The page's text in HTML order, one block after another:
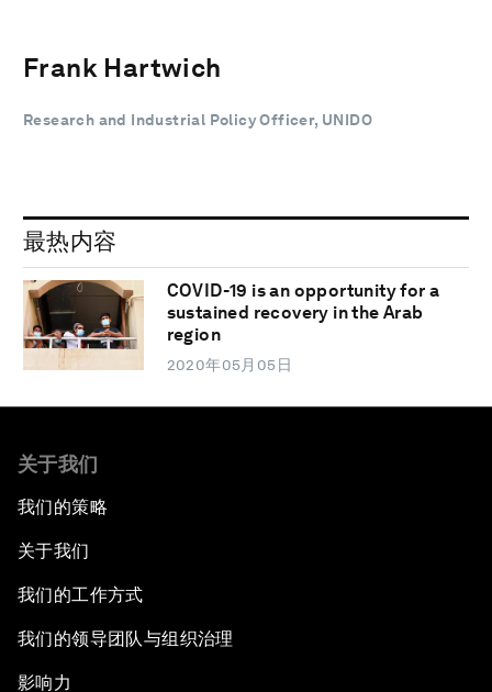
Frank Hartwich
Research and Industrial Policy Officer, UNIDO
最热内容
COVID-19 is an opportunity for a
sustained recovery in the Arab
region
2020年05月05日
关于我们
我们的策略
关于我们
我们的工作方式
我们的领导团队与组织治理
影响力